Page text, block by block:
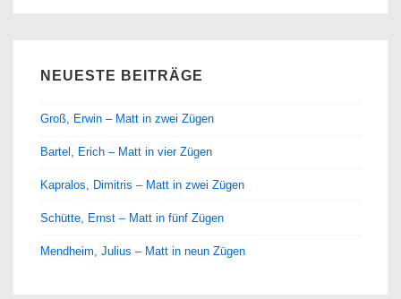
NEUESTE BEITRÄGE
Groß, Erwin – Matt in zwei Zügen
Bartel, Erich – Matt in vier Zügen
Kapralos, Dimitris – Matt in zwei Zügen
Schütte, Ernst – Matt in fünf Zügen
Mendheim, Julius – Matt in neun Zügen